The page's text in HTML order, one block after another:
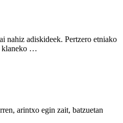
nahiz adiskideek. Pertzero etniako
klaneko …
arintxo egin zait, batzuetan